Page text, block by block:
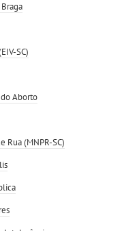
SC)
Aborto
Rua (MNPR-SC)